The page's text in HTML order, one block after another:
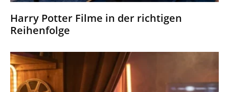
Harry Potter Filme in der richtigen
Reihenfolge